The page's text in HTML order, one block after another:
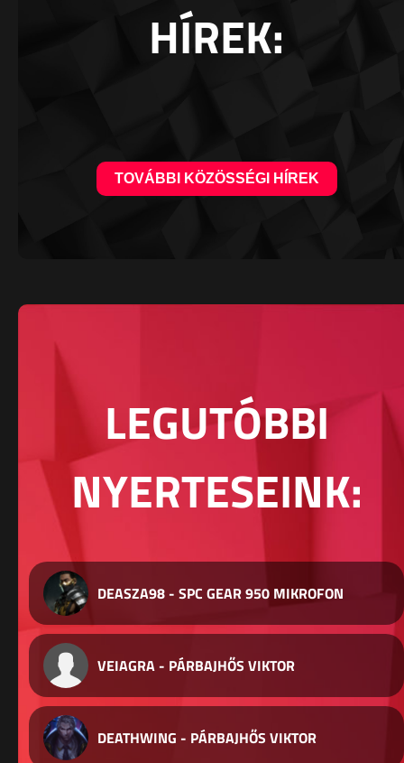
HÍREK:
TOVÁBBI KÖZÖSSÉGI HÍREK
LEGUTÓBBI
NYERTESEINK:
DEASZA98 - SPC GEAR 950 MIKROFON
VEIAGRA - PÁRBAJHŐS VIKTOR
DEATHWING - PÁRBAJHŐS VIKTOR